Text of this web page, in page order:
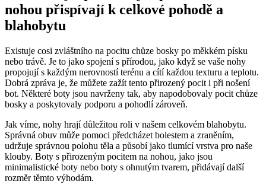
nohou přispívají⁢ k celkové pohodě a
blahobytu
Existuje cosi zvláštního na ⁢pocitu chůze bosky po měkkém písku
nebo trávě. Je to ⁤jako spojení s přírodou, ⁢jako⁢ když ⁤se vaše nohy
propojují s každým nerovností ‍terénu ⁣a​ cítí každou ⁣texturu a teplotu.
Dobrá zpráva je, že můžete zažít tento přirozený pocit i při​ nošení
bot. Některé ‌boty jsou navrženy tak, aby napodobovaly pocit ⁣chůze
bosky a poskytovaly ‌podporu a pohodlí zároveň.
Jak víme, nohy hrají důležitou roli​ v našem ‍celkovém blahobytu.
Správná obuv⁤ může pomoci předcházet bolestem⁤ a ⁢zraněním,
udržuje správnou‌ polohu ‌těla a působí jako tlumící vrstva pro naše
klouby. Boty‌ s ⁤přirozeným pocitem na nohou, jako jsou
minimalistické boty nebo ​boty‍ s ohnutým tvarem, přidávají další⁣
rozměr těmto výhodám.